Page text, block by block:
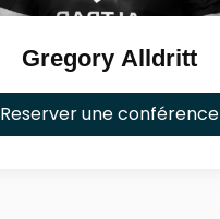
Gregory Alldritt
Reserver une conférence